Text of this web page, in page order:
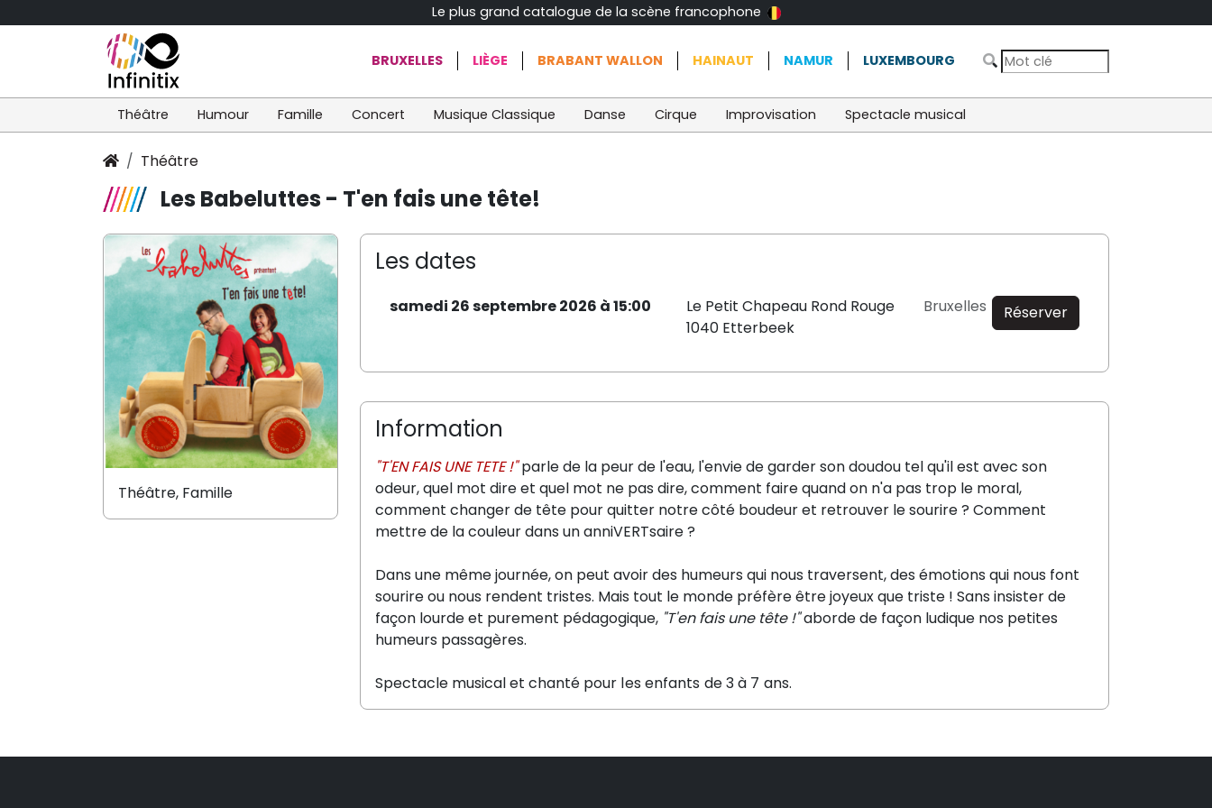
Le plus grand catalogue de la scène francophone
BRUXELLES LIÈGE BRABANT WALLON HAINAUT NAMUR LUXEMBOURG
Théâtre Humour Famille Concert Musique Classique Danse Cirque Improvisation Spectacle musical
Théâtre
Les Babeluttes - T'en fais une tête!
Les dates
samedi 26 septembre 2026 à 15:00
Le Petit Chapeau Rond Rouge
1040 Etterbeek
Bruxelles Réserver
Information
"T'EN FAIS UNE TETE !"parle de la peur de l'eau, l'envie de garder son doudou tel qu'il est avec son
odeur, quel mot dire et quel mot ne pas dire, comment faire quand on n'a pas trop le moral,
comment changer de tête pour quitter notre côté boudeur et retrouver le sourire ? Comment
mettre de la couleur dans un anniVERTsaire ?
Dans une même journée, on peut avoir des humeurs qui nous traversent, des émotions qui nous font
sourire ou nous rendent tristes. Mais tout le monde préfère être joyeux que triste ! Sans insister de
façon lourde et purement pédagogique, "T'en fais une tête !"aborde de façon ludique nos petites
humeurs passagères.
Spectacle musical et chanté pour les enfants de 3 à 7 ans.
Théâtre, Famille